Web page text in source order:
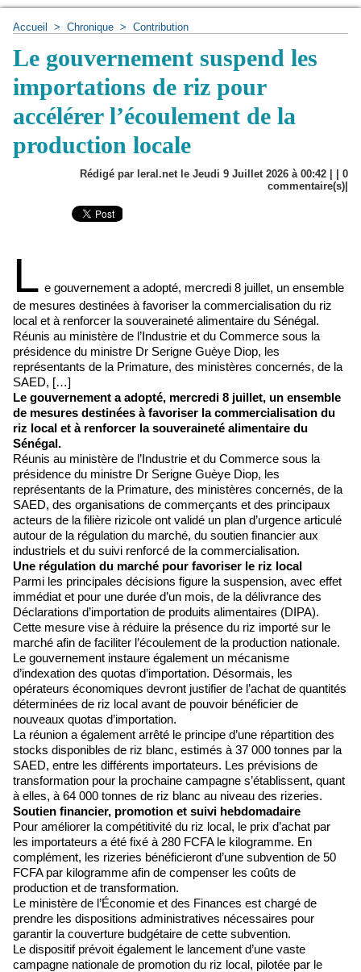
Accueil > Chronique > Contribution
Le gouvernement suspend les
importations de riz pour
accélérer l’écoulement de la
production locale
Rédigé par leral.net le Jeudi 9 Juillet 2026 à 00:42 | | 0
commentaire(s)|
L e gouvernement a adopté, mercredi 8 juillet, un ensemble
de mesures destinées à favoriser la commercialisation du riz
local et à renforcer la souveraineté alimentaire du Sénégal.
Réunis au ministère de l’Industrie et du Commerce sous la
présidence du ministre Dr Serigne Guèye Diop, les
représentants de la Primature, des ministères concernés, de la
SAED, […]
Le gouvernement a adopté, mercredi 8 juillet, un ensemble
de mesures destinées à favoriser la commercialisation du
riz local et à renforcer la souveraineté alimentaire du
Sénégal.
Réunis au ministère de l’Industrie et du Commerce sous la
présidence du ministre Dr Serigne Guèye Diop, les
représentants de la Primature, des ministères concernés, de la
SAED, des organisations de commerçants et des principaux
acteurs de la filière rizicole ont validé un plan d’urgence articulé
autour de la régulation du marché, du soutien financier aux
industriels et du suivi renforcé de la commercialisation.
Une régulation du marché pour favoriser le riz local
Parmi les principales décisions figure la suspension, avec effet
immédiat et pour une durée d’un mois, de la délivrance des
Déclarations d’importation de produits alimentaires (DIPA).
Cette mesure vise à réduire la présence du riz importé sur le
marché afin de faciliter l’écoulement de la production nationale.
Le gouvernement instaure également un mécanisme
d’indexation des quotas d’importation. Désormais, les
opérateurs économiques devront justifier de l’achat de quantités
déterminées de riz local avant de pouvoir bénéficier de
nouveaux quotas d’importation.
La réunion a également arrêté le principe d’une répartition des
stocks disponibles de riz blanc, estimés à 37 000 tonnes par la
SAED, entre les différents importateurs. Les prévisions de
transformation pour la prochaine campagne s’établissent, quant
à elles, à 64 000 tonnes de riz blanc au niveau des rizeries.
Soutien financier, promotion et suivi hebdomadaire
Pour améliorer la compétitivité du riz local, le prix d’achat par
les importateurs a été fixé à 280 FCFA le kilogramme. En
complément, les rizeries bénéficieront d’une subvention de 50
FCFA par kilogramme afin de compenser les coûts de
production et de transformation.
Le ministère de l’Économie et des Finances est chargé de
prendre les dispositions administratives nécessaires pour
garantir la couverture budgétaire de cette subvention.
Le dispositif prévoit également le lancement d’une vaste
campagne nationale de promotion du riz local, pilotée par le